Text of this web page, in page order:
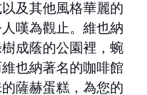
及其他風格華麗的
嘆為觀止。維也納
成蔭的公園裡，蜿
也納著名的咖啡館
薩赫蛋糕，為您的